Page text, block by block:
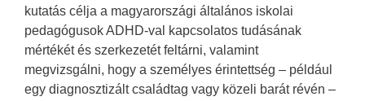
kutatás célja a magyarországi általános iskolai
pedagógusok ADHD-val kapcsolatos tudásának
mértékét és szerkezetét feltárni, valamint
megvizsgálni, hogy a személyes érintettség – például
egy diagnosztizált családtag vagy közeli barát révén –